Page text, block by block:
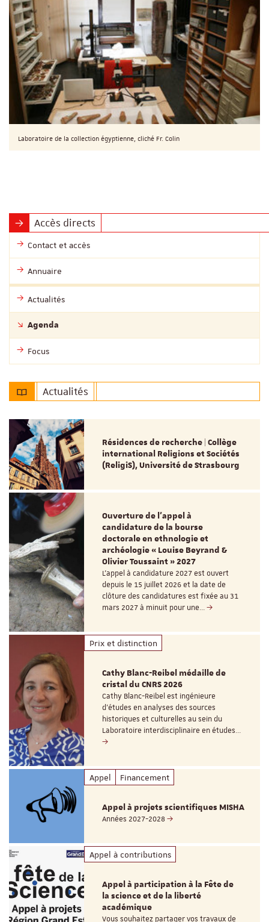
Laboratoire de la collection égyptienne, cliché Fr. Colin
Accès directs
Contact et accès
Annuaire
Actualités
Agenda
Focus
Actualités
Résidences de recherche | Collège
international Religions et Sociétés
(ReligiS), Université de Strasbourg
Ouverture de l'appel à
candidature de la bourse
doctorale en ethnologie et
archéologie « Louise Beyrand &
Olivier Toussaint » 2027
L’appel à candidature 2027 est ouvert
depuis le 15 juillet 2026 et la date de
clôture des candidatures est fixée au 31
mars 2027 à minuit pour une…
Prix et distinction
Cathy Blanc-Reibel médaille de
cristal du CNRS 2026
Cathy Blanc-Reibel est ingénieure
d’études en analyses des sources
historiques et culturelles au sein du
Laboratoire interdisciplinaire en études…
Appel Financement
Appel à projets scientifiques MISHA
Années 2027-2028
Appel à contributions
Appel à participation à la Fête de
la science et de la liberté
académique
Vous souhaitez partager vos travaux de